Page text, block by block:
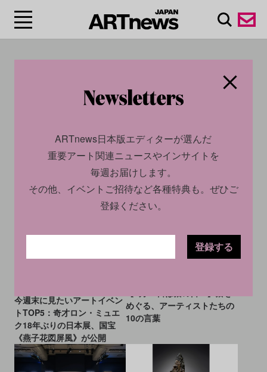
#アルベルト・ジャコメ
ッティ/Alberto
今週末に見たいアートイベン
トTOP5：奇才ロン・ミュエ
ク18年ぶりの日本展、国宝
《燕子花図屏風》が公開
CULTURE INSIGHT
めぐる、アーティストたちの
10の言葉
ARTnews日本版エディターが選んだ
重要アート関連ニュースやインサイトを
毎週お届けします。
その他、イベントご招待など各種特典も。ぜひご
登録ください。
登録する